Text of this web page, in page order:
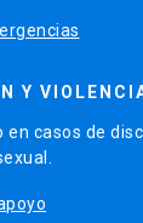
Y
en casos de